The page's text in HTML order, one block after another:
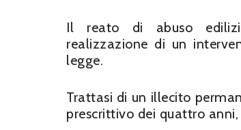
Il reato di abuso
realizzazione di un
legge.
Trattasi di un illecito
prescrittivo dei quattro